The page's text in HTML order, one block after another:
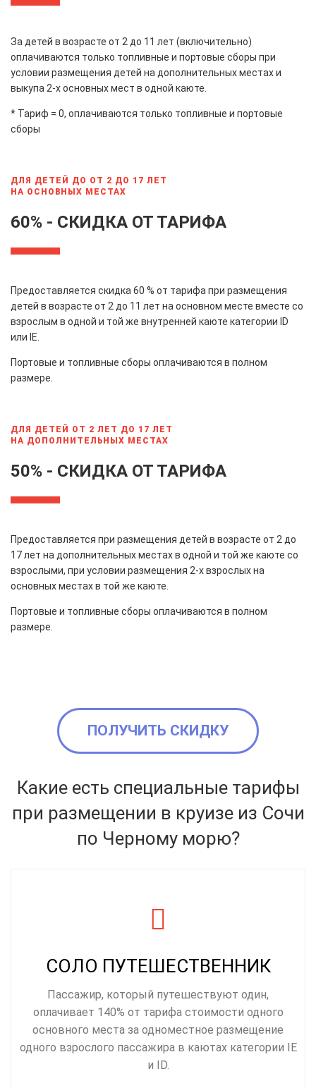
За детей в возрасте от 2 до 11 лет (включительно)
оплачиваются только топливные и портовые сборы при
условии размещения детей на дополнительных местах и
выкупа 2-х основных мест в одной каюте.
* Тариф = 0, оплачиваются только топливные и портовые
сборы
ДЛЯ ДЕТЕЙ ДО ОТ 2 ДО 17 ЛЕТ
НА ОСНОВНЫХ МЕСТАХ
60% - СКИДКА ОТ ТАРИФА
Предоставляется скидка 60 % от тарифа при размещения
детей в возрасте от 2 до 11 лет на основном месте вместе со
взрослым в одной и той же внутренней каюте категории ID
или IE.
Портовые и топливные сборы оплачиваются в полном
размере.
ДЛЯ ДЕТЕЙ ОТ 2 ЛЕТ ДО 17 ЛЕТ
НА ДОПОЛНИТЕЛЬНЫХ МЕСТАХ
50% - СКИДКА ОТ ТАРИФА
Предоставляется при размещения детей в возрасте от 2 до
17 лет на дополнительных местах в одной и той же каюте со
взрослыми, при условии размещения 2-х взрослых на
основных местах в той же каюте.
Портовые и топливные сборы оплачиваются в полном
размере.
ПОЛУЧИТЬ СКИДКУ
Какие есть специальные тарифы
при размещении в круизе из Сочи
по Черному морю?
СОЛО ПУТЕШЕСТВЕННИК
Пассажир, который путешествуют один,
оплачивает 140% от тарифа стоимости одного
основного места за одноместное размещение
одного взрослого пассажира в каютах категории IE
и ID.